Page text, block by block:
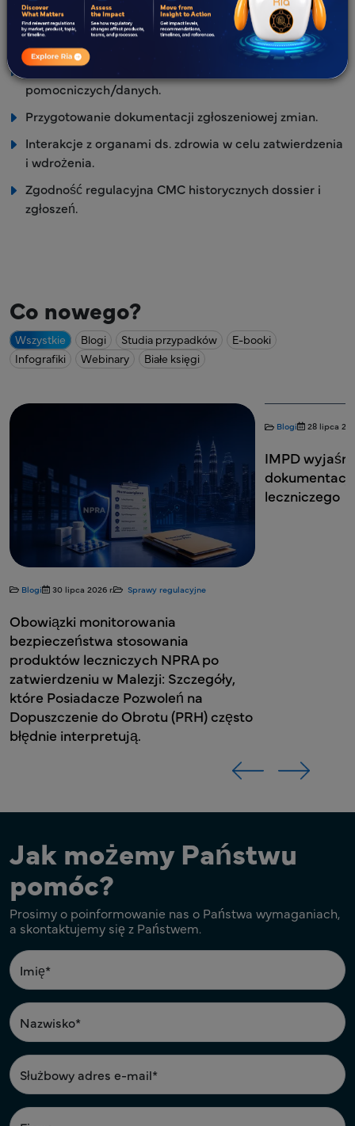
przypadku proponowanych zmian.
Wdrożenie strategii i harmonogramów.
Wytyczne dotyczące dokumentów
pomocniczych/danych.
Przygotowanie dokumentacji zgłoszeniowej zmian.
Interakcje z organami ds. zdrowia w celu zatwierdzenia
i wdrożenia.
Zgodność regulacyjna CMC historycznych dossier i
zgłoszeń.
Co nowego?
Wszystkie Blogi Studia przypadków
E-booki
Infografiki
Webinary Białe księgi
Blogi 30 lipca 2026 r. Sprawy regulacyjne
Obowiązki monitorowania
bezpieczeństwa stosowania
produktów leczniczych NPRA po
zatwierdzeniu w Malezji: Szczegóły,
które Posiadacze Pozwoleń na
Dopuszczenie do Obrotu (PRH) często
błędnie interpretują.
Blogi 28 lipca
IMPD
leczniczego
Jak możemy Państwu
pomóc?
Prosimy o poinformowanie nas o Państwa wymaganiach,
a skontaktujemy się z Państwem.